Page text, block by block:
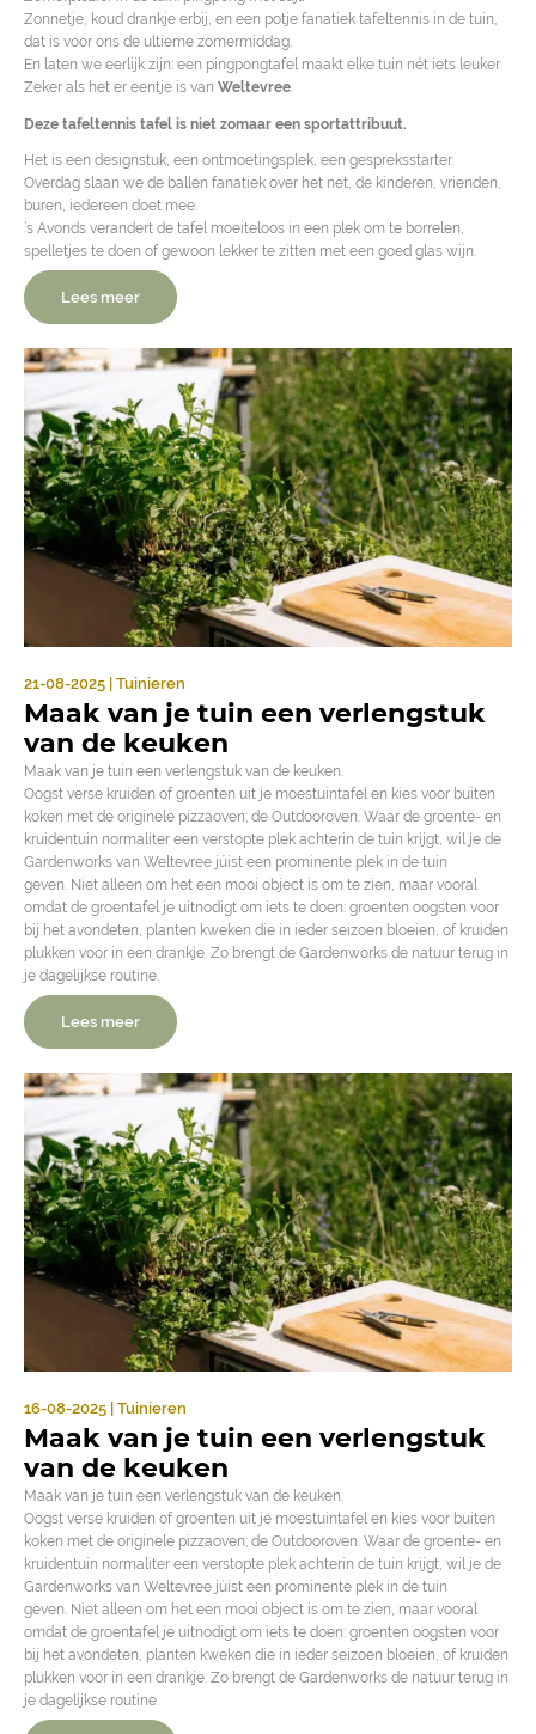
Zonnetje, koud drankje erbij, en een potje fanatiek tafeltennis in de tuin,
dat is voor ons de ultieme zomermiddag.
En laten we eerlijk zijn: een pingpongtafel maakt elke tuin nét iets leuker.
Zeker als het er eentje is van Weltevree.
Deze tafeltennis tafel is niet zomaar een sportattribuut.
Het is een designstuk, een ontmoetingsplek, een gespreksstarter.
Overdag slaan we de ballen fanatiek over het net, de kinderen, vrienden,
buren, iedereen doet mee.
’s Avonds verandert de tafel moeiteloos in een plek om te borrelen,
spelletjes te doen of gewoon lekker te zitten met een goed glas wijn.
Lees meer
21-08-2025 | Tuinieren
Maak van je tuin een verlengstuk
van de keuken
Maak van je tuin een verlengstuk van de keuken.
Oogst verse kruiden of groenten uit je moestuintafel en kies voor buiten
koken met de originele pizzaoven; de Outdooroven. Waar de groente- en
kruidentuin normaliter een verstopte plek achterin de tuin krijgt, wil je de
Gardenworks van Weltevree júist een prominente plek in de tuin
geven. Niet alleen om het een mooi object is om te zien, maar vooral
omdat de groentafel je uitnodigt om iets te doen: groenten oogsten voor
bij het avondeten, planten kweken die in ieder seizoen bloeien, of kruiden
plukken voor in een drankje. Zo brengt de Gardenworks de natuur terug in
je dagelijkse routine.
Lees meer
16-08-2025 | Tuinieren
Maak van je tuin een verlengstuk
van de keuken
Maak van je tuin een verlengstuk van de keuken.
Oogst verse kruiden of groenten uit je moestuintafel en kies voor buiten
koken met de originele pizzaoven; de Outdooroven. Waar de groente- en
kruidentuin normaliter een verstopte plek achterin de tuin krijgt, wil je de
Gardenworks van Weltevree júist een prominente plek in de tuin
geven. Niet alleen om het een mooi object is om te zien, maar vooral
omdat de groentafel je uitnodigt om iets te doen: groenten oogsten voor
bij het avondeten, planten kweken die in ieder seizoen bloeien, of kruiden
plukken voor in een drankje. Zo brengt de Gardenworks de natuur terug in
je dagelijkse routine.